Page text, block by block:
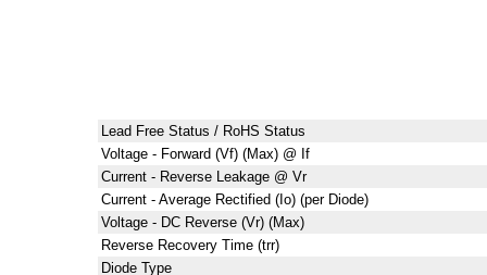
Lead Free Status / RoHS Status
Voltage - Forward (Vf) (Max) @ If
Current - Reverse Leakage @ Vr
Current - Average Rectified (Io) (per Diode)
Voltage - DC Reverse (Vr) (Max)
Reverse Recovery Time (trr)
Diode Type